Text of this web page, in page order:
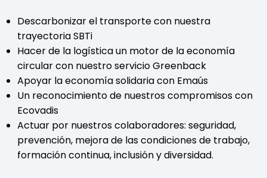
Descarbonizar el transporte con nuestra
trayectoria SBTi
Hacer de la logística un motor de la economía
circular con nuestro servicio Greenback
Apoyar la economía solidaria con Emaús
Un reconocimiento de nuestros compromisos con
Ecovadis
Actuar por nuestros colaboradores: seguridad,
prevención, mejora de las condiciones de trabajo,
formación continua, inclusión y diversidad.